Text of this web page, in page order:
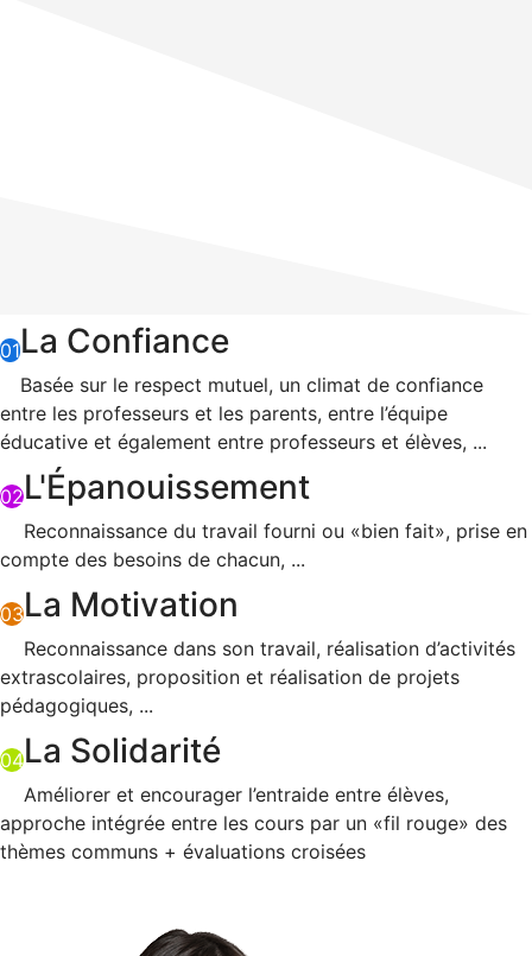
01La Confiance
Basée sur le respect mutuel, un climat de confiance
entre les professeurs et les parents, entre l’équipe
éducative et également entre professeurs et élèves, ...
02L'Épanouissement
Reconnaissance du travail fourni ou «bien fait», prise en
compte des besoins de chacun, ...
03La Motivation
Reconnaissance dans son travail, réalisation d’activités
extrascolaires, proposition et réalisation de projets
pédagogiques, ...
04La Solidarité
Améliorer et encourager l’entraide entre élèves,
approche intégrée entre les cours par un «fil rouge» des
thèmes communs + évaluations croisées